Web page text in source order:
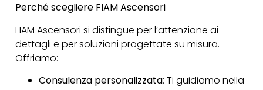
Perché scegliere FIAM Ascensori
FIAM Ascensori si distingue per l’attenzione ai
dettagli e per soluzioni progettate su misura.
Offriamo:
Consulenza personalizzata: Ti guidiamo nella